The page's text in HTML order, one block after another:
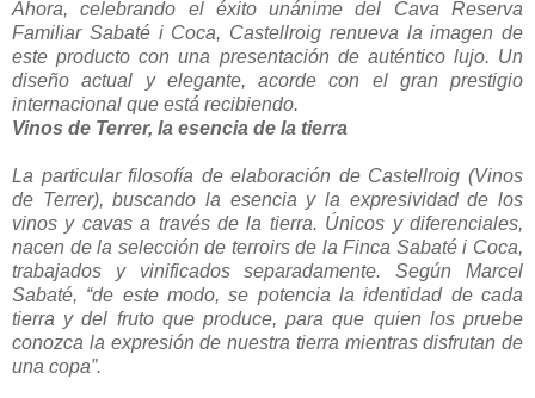
Ahora, celebrando el éxito unánime del Cava Reserva
Familiar Sabaté i Coca, Castellroig renueva la imagen de
este producto con una presentación de auténtico lujo. Un
diseño actual y elegante, acorde con el gran prestigio
internacional que está recibiendo.
Vinos de Terrer, la esencia de la tierra
La particular filosofía de elaboración de Castellroig (Vinos
de Terrer), buscando la esencia y la expresividad de los
vinos y cavas a través de la tierra. Únicos y diferenciales,
nacen de la selección de terroirs de la Finca Sabaté i Coca,
trabajados y vinificados separadamente. Según Marcel
Sabaté, “de este modo, se potencia la identidad de cada
tierra y del fruto que produce, para que quien los pruebe
conozca la expresión de nuestra tierra mientras disfrutan de
una copa”.